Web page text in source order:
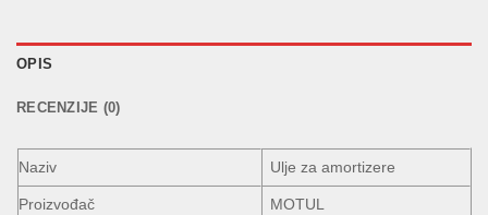
OPIS
RECENZIJE (0)
Naziv Ulje za amortizere
Proizvođač MOTUL